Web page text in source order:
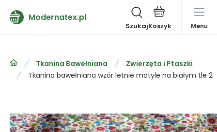
Modernatex.pl
Szukaj Menu
Tkanina Bawełniana
Zwierzęta i Ptaszki
Tkanina bawełniana wzór letnie motyle na białym tle 2